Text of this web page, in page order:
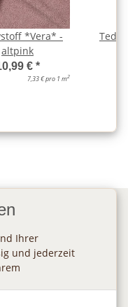
*Vera* -
altpink
€ *
7,33 € pro 1 m2
Ihrer
und jederzeit